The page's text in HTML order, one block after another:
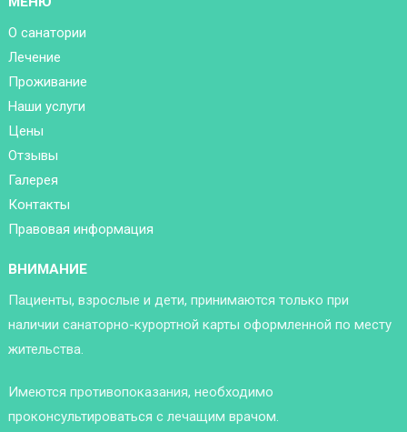
О санатории
Лечение
Проживание
Наши услуги
Цены
Отзывы
Галерея
Контакты
Правовая информация
ВНИМАНИЕ
Пациенты, взрослые и дети, принимаются только при
наличии санаторно-курортной карты оформленной по месту
жительства.
Имеются противопоказания, необходимо
проконсультироваться с лечащим врачом.